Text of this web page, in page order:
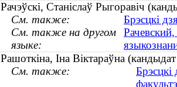
Рачэўскі, Станіслаў Рыгоравіч
См. также:
Брэсцкі
См. также на другом
языке:
Рашоткіна, Іна Віктараўна
См. также: